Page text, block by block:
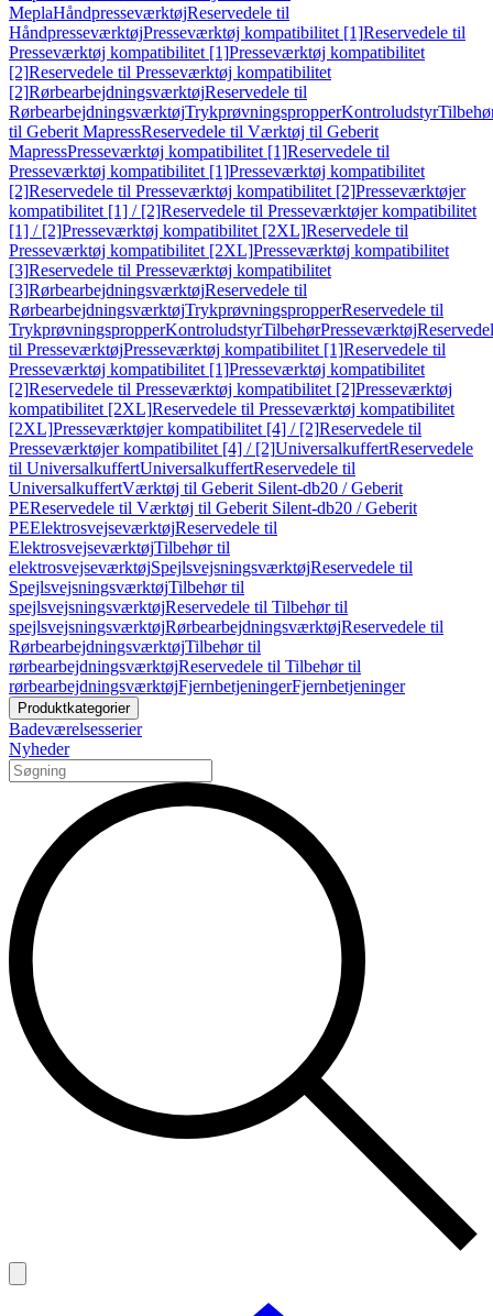
MeplaHåndpresseværktøjReservedele til
HåndpresseværktøjPresseværktøj kompatibilitet [1]Reservedele til
Presseværktøj kompatibilitet [1]Presseværktøj kompatibilitet
[2]Reservedele til Presseværktøj kompatibilitet
[2]RørbearbejdningsværktøjReservedele til
RørbearbejdningsværktøjTrykprøvningspropperKontroludstyr
til Geberit MapressReservedele til Værktøj til Geberit
MapressPresseværktøj kompatibilitet [1]Reservedele til
Presseværktøj kompatibilitet [1]Presseværktøj kompatibilitet
[2]Reservedele til Presseværktøj kompatibilitet [2]Presseværktøjer
kompatibilitet [1] / [2]Reservedele til Presseværktøjer kompatibilitet
[1] / [2]Presseværktøj kompatibilitet [2XL]Reservedele til
Presseværktøj kompatibilitet [2XL]Presseværktøj kompatibilitet
[3]Reservedele til Presseværktøj kompatibilitet
[3]RørbearbejdningsværktøjReservedele til
RørbearbejdningsværktøjTrykprøvningspropperReservedele til
TrykprøvningspropperKontroludstyrTilbehørPresseværktøj
til PresseværktøjPresseværktøj kompatibilitet [1]Reservedele til
Presseværktøj kompatibilitet [1]Presseværktøj kompatibilitet
[2]Reservedele til Presseværktøj kompatibilitet [2]Presseværktøj
kompatibilitet [2XL]Reservedele til Presseværktøj kompatibilitet
[2XL]Presseværktøjer kompatibilitet [4] / [2]Reservedele til
Presseværktøjer kompatibilitet [4] / [2]UniversalkuffertReservedele
til UniversalkuffertUniversalkuffertReservedele til
UniversalkuffertVærktøj til Geberit Silent-db20 / Geberit
PEReservedele til Værktøj til Geberit Silent-db20 / Geberit
PEElektrosvejseværktøjReservedele til
ElektrosvejseværktøjTilbehør til
elektrosvejseværktøjSpejlsvejsningsværktøjReservedele til
SpejlsvejsningsværktøjTilbehør til
spejlsvejsningsværktøjReservedele til Tilbehør til
spejlsvejsningsværktøjRørbearbejdningsværktøjReservedele til
RørbearbejdningsværktøjTilbehør til
rørbearbejdningsværktøjReservedele til Tilbehør til
rørbearbejdningsværktøjFjernbetjeningerFjernbetjeninger
Produktkategorier
Badeværelsesserier
Nyheder